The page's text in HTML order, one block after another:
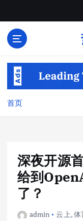
首页
深夜开源
给到
了？
admin 云上,体